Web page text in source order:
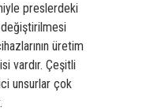
preslerdeki
değiştirilmesi
üretim
vardır. Çeşitli
unsurlar çok